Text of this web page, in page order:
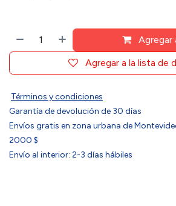
Agregar
Agregar a la lista de
Términos y condiciones
Garantía de devolución de 30 días
Envíos gratis en zona urbana de
2000 $
Envío al interior: 2-3 días hábiles